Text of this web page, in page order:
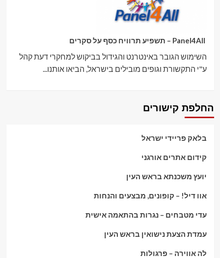
השימוש הגובר באינטרנט והגידול בביקוש למחקרי דעת קהל
ע"י התקשורת וגופים מובילים בישראל, הביאו אותנו...
החלפת קישורים
בלאק פריידי ישראל
קידום אתרים אורגני
יועץ משכנתא בראש העין
אוו דיל! – קופונים, מבצעים והנחות
עדי מטבחים – נגרות בהתאמה אישית
עמדת הצעת נישואין בראש העין
לה אווירה – פרגולות